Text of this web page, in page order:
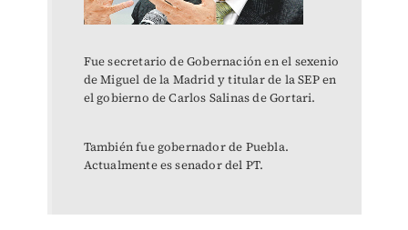
Fue secretario de Gobernación en el sexenio
de Miguel de la Madrid y titular de la SEP en
el gobierno de Carlos Salinas de Gortari.
También fue gobernador de Puebla.
Actualmente es senador del PT.